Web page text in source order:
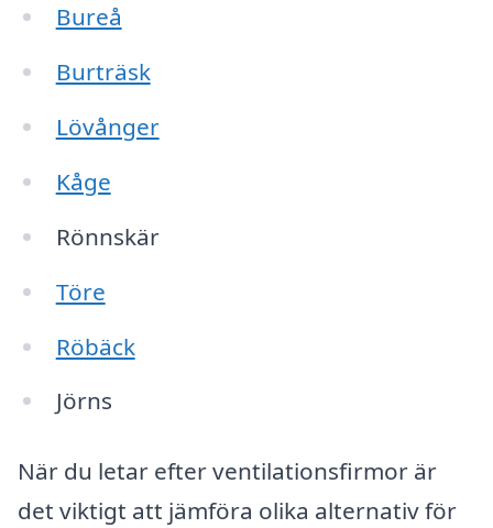
Bureå
Burträsk
Lövånger
Kåge
Rönnskär
Töre
Röbäck
Jörns
När du letar efter ventilationsfirmor är
det viktigt att jämföra olika alternativ för